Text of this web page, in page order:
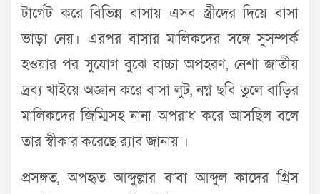
টার্গেট করে বিভিন্ন বাসায় এসব স্ত্রীদের দিয়ে বাসা
ভাড়া নেয়। এরপর বাসার মালিকদের সঙ্গে সুসম্পর্ক
হওয়ার পর সুযোগ বুঝে বাচ্চা অপহরণ, নেশা জাতীয়
দ্রব্য খাইয়ে অজ্ঞান করে বাসা লুট, নগ্ন ছবি তুলে বাড়ির
মালিকদের জিম্মিসহ নানা অপরাধ করে আসছিল বলে
তার স্বীকার করেছে র‌্যাব জানায় ।
প্রসঙ্গত, অপহৃত আব্দুল্লার বাবা আব্দুল কাদের গ্রিস